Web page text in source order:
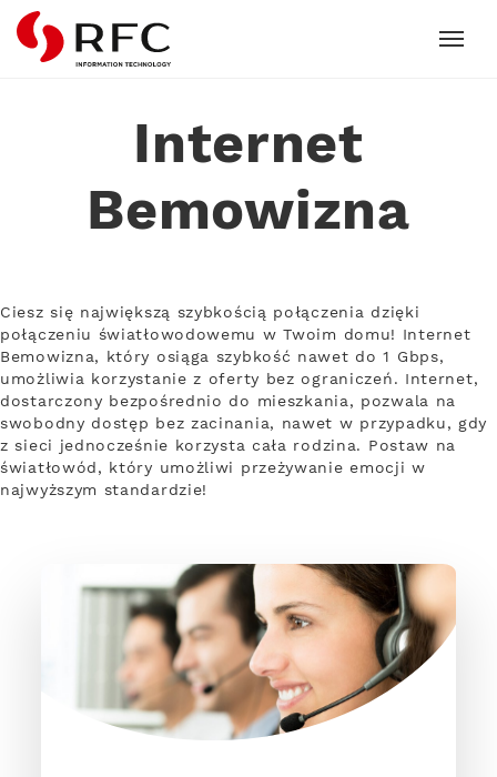
RFC
Internet
Bemowizna
Ciesz się największą szybkością połączenia dzięki
połączeniu światłowodowemu w Twoim domu! Internet
Bemowizna, który osiąga szybkość nawet do 1 Gbps,
umożliwia korzystanie z oferty bez ograniczeń. Internet,
dostarczony bezpośrednio do mieszkania, pozwala na
swobodny dostęp bez zacinania, nawet w przypadku, gdy
z sieci jednocześnie korzysta cała rodzina. Postaw na
światłowód, który umożliwi przeżywanie emocji w
najwyższym standardzie!